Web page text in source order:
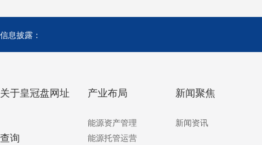
信息披露：
关于皇冠盘网址
查询
产业布局
能源资产管理
能源托管运营
新闻聚焦
新闻资讯